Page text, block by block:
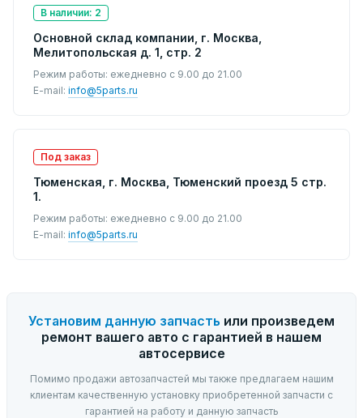
В наличии: 2
Основной склад компании, г. Москва,
Мелитопольская д. 1, стр. 2
Режим работы: ежедневно с 9.00 до 21.00
E-mail: info@5parts.ru
Под заказ
Тюменская, г. Москва, Тюменский проезд 5 стр.
1.
Режим работы: ежедневно с 9.00 до 21.00
E-mail: info@5parts.ru
Установим данную запчасть или произведем
ремонт вашего авто с гарантией в нашем
автосервисе
Помимо продажи автозапчастей мы также предлагаем нашим
клиентам качественную установку приобретенной запчасти с
гарантией на работу и данную запчасть